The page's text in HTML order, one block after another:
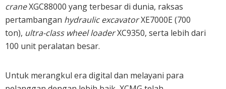
craneXGC88000 yang terbesar di dunia, raksas
pertambangan hydraulic excavatorXE7000E (700
ton), ultra-class wheel loaderXC9350, serta lebih dari
100 unit peralatan besar.
Untuk merangkul era digital dan melayani para